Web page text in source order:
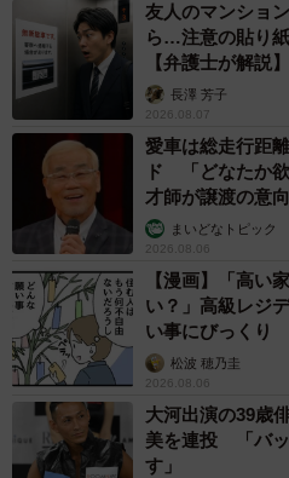
友人のマンショ
ら…注意の貼り
【弁護士が解説】
長澤 芳子
2026.08.07
愛車は総走行距
ド 「どなたか
才師が譲渡の意向
まいどなトピック
2026.08.06
【漫画】「高い
い？」高級レジ
い事にびっくり
松波 穂乃圭
2026.08.06
大河出演の39歳
美を連投 「バ
す」